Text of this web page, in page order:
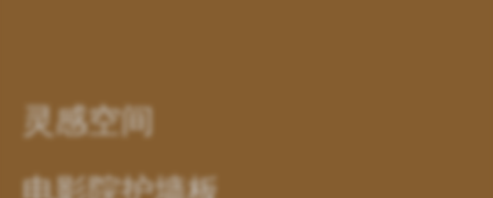
灵感空间